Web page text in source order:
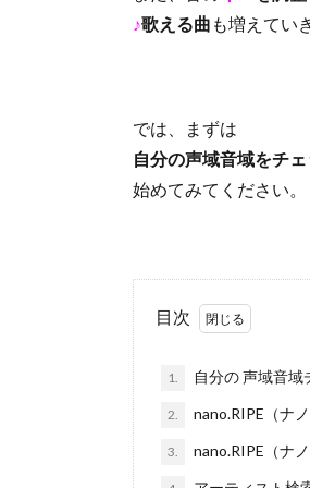
♪歌える曲 も増えてい
では、まずは
自分の声域音域をチェ
始めてみてください。
目次
1. 自分の 声域音域
2. nano.RIPE（ナ
3. nano.RIPE（ナ